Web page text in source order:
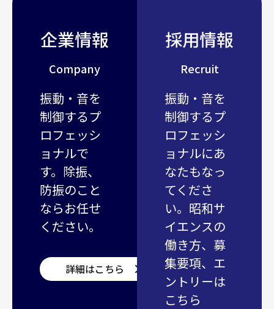
企業情報
Company
振動・音を
制御するプ
ロフェッシ
ョナルで
す。除振、
防振のこと
ならお任せ
ください。
詳細はこちら
採用情報
Recruit
振動・音を
制御するプ
ロフェッシ
ョナルにあ
なたもなっ
てくださ
い。昭和サ
イエンスの
働き方、募
集要項、エ
ントリーは
こちら